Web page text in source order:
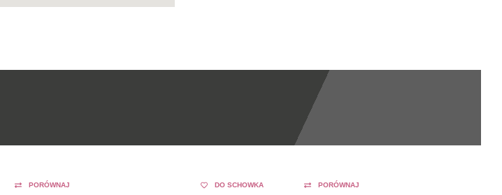
PORÓWNAJ DO SCHOWKA PORÓWNAJ